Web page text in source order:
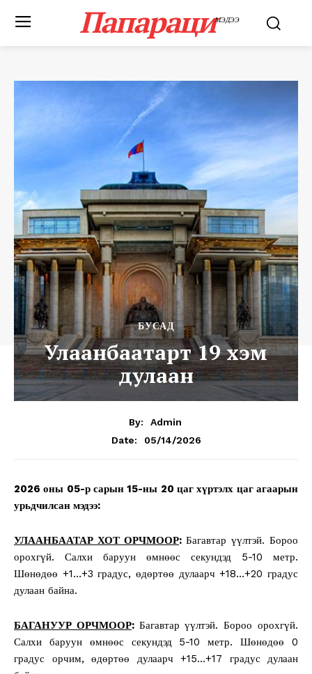
ПапарациМЭДЭЭ
БУСАД
Улаанбаатарт 19 хэм
дулаан
By:
Admin
Date:
05/14/2026
2026 оны 05-р сарын 15-ны 20 цаг хүртэлх цаг агаарын
урьдчилсан мэдээ:
УЛААНБААТАР ХОТ ОРЧМООР: Багавтар үүлтэй. Бороо
орохгүй. Салхи баруун өмнөөс секундэд 5-10 метр.
Шөнөдөө +1…+3 градус, өдөртөө дулаарч +18…+20 градус
дулаан байна.
БАГАНУУР ОРЧМООР: Багавтар үүлтэй. Бороо орохгүй.
Салхи баруун өмнөөс секундэд 5-10 метр. Шөнөдөө 0
градус орчим, өдөртөө дулаарч +15…+17 градус дулаан